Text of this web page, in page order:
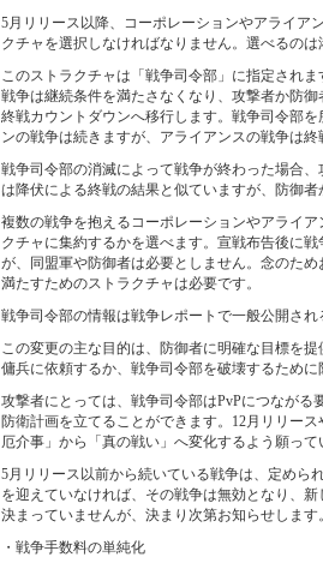
5月リリース以降、コーポレーションやアライア
クチャを選択しなければなりません。選べるの
このストラクチャは「戦争司令部」に指定され
戦争は継続条件を満たさなくなり、攻撃者か防
終戦カウントダウンへ移行します。戦争司令部
ンの戦争は続きますが、アライアンスの戦争は
戦争司令部の消滅によって戦争が終わった場合
は降伏による終戦の結果と似ていますが、防御
複数の戦争を抱えるコーポレーションやアライ
クチャに集約するかを選べます。宣戦布告後に
が、同盟軍や防御者は必要としません。念のた
満たすためのストラクチャは必要です。
戦争司令部の情報は戦争レポートで一般公開さ
この変更の主な目的は、防御者に明確な目標を
傭兵に依頼するか、戦争司令部を破壊するため
攻撃者にとっては、戦争司令部はPvPにつなが
防衛計画を立てることができます。12月リリー
厄介事」から「真の戦い」へ変化するよう願って
5月リリース以前から続いている戦争は、定めら
を迎えていなければ、その戦争は無効となり、
決まっていませんが、決まり次第お知らせします
・戦争手数料の単純化